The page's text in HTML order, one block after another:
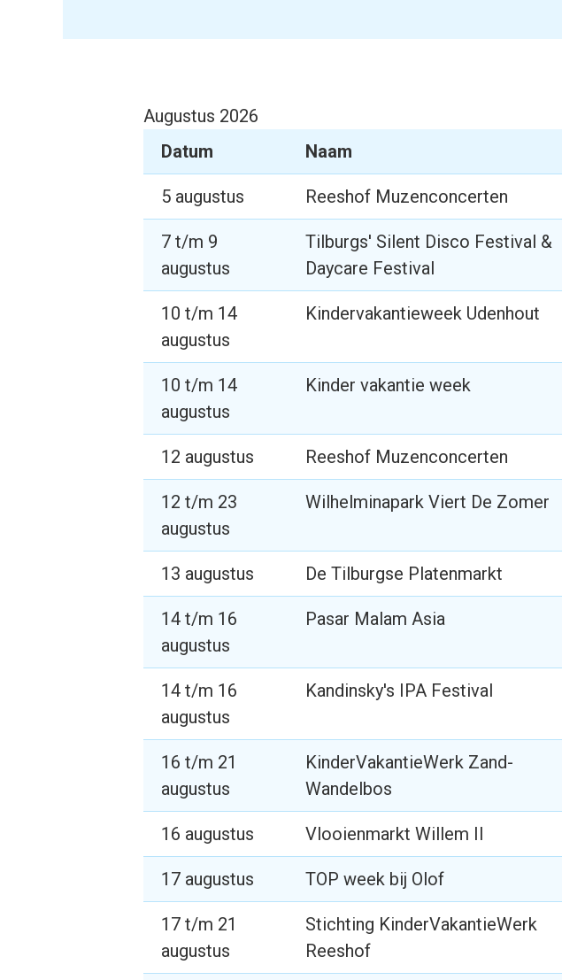
Augustus 2026
Datum
Naam
5 augustus Reeshof Muzenconcerten
7 t/m 9
augustus
Tilburgs' Silent Disco Festival &
Daycare Festival
10 t/m 14
augustus
Kindervakantieweek Udenhout
10 t/m 14
augustus
Kinder vakantie week
12 augustus Reeshof Muzenconcerten
12 t/m 23
augustus
Wilhelminapark Viert De Zomer
13 augustus De Tilburgse Platenmarkt
14 t/m 16
augustus
Pasar Malam Asia
14 t/m 16
augustus
Kandinsky's IPA Festival
16 t/m 21
augustus
KinderVakantieWerk Zand-
Wandelbos
16 augustus Vlooienmarkt Willem II
17 augustus TOP week bij Olof
17 t/m 21
augustus
Stichting KinderVakantieWerk
Reeshof